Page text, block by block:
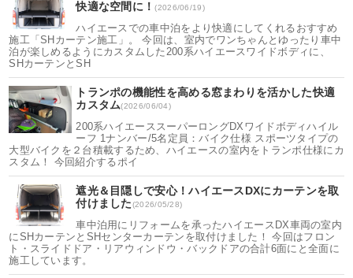
快適な空間に！(2026/06/19)
ハイエースでの車中泊をより快適にしてくれるおすすめ
施工「SHカーテン施工」。 今回は、室内でワンちゃんとゆったり車中
泊が楽しめるようにカスタムした200系ハイエースワイドボディに、
SHカーテンとSH
トランポの機能性を高める窓まわりを活かした快適
カスタム(2026/06/04)
200系ハイエーススーパーロングDXワイドボディハイル
ーフ 1ナンバー/5名定員：バイク仕様 スポーツタイプの
大型バイクを２台積載するため、ハイエースの室内をトランポ仕様にカ
スタム！ 今回紹介するポイ
遮光＆目隠しで安心！ハイエースDXにカーテンを取
付けました(2026/05/28)
車中泊用にリフォームを承ったハイエースDX車両の室内
にSHカーテンとSHセンターカーテンを取付けました！ 今回はフロン
ト・スライドドア・リアウィンドウ・バックドアの合計6面にと全面に
施工しています。